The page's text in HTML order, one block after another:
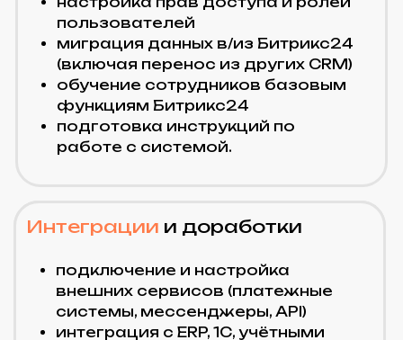
Аутсорс специалистов
Нужна команда под
конкретные задачи без
долгого найма?
для вас формате.
Аутсорс специалистов
быстрое подключение к
проекту;
прозрачная система часов и